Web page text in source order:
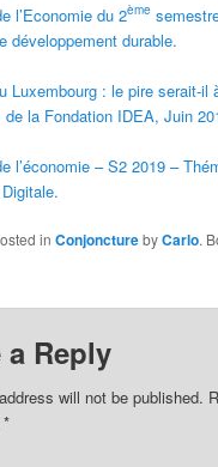
l’Economie du 2ème
développement durable.
Luxembourg : le pire serait-il
de la Fondation IDEA, Juin
l’économie – S2 2019 –
inConjoncturebyCarlo.
a Reply
will not be published.
*